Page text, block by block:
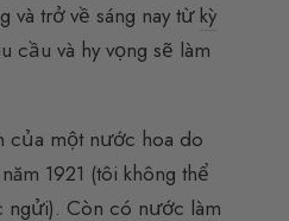
và trở về sáng nay từkỳ
cầu và hy vọng sẽ làm
của một nước hoa do
1921 (tôi không thể
Còn có nước làm